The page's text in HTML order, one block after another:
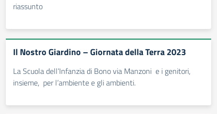
riassunto
Il Nostro Giardino – Giornata della Terra 2023
La Scuola dell’Infanzia di Bono via Manzoni e i genitori,
insieme, per l’ambiente e gli ambienti.